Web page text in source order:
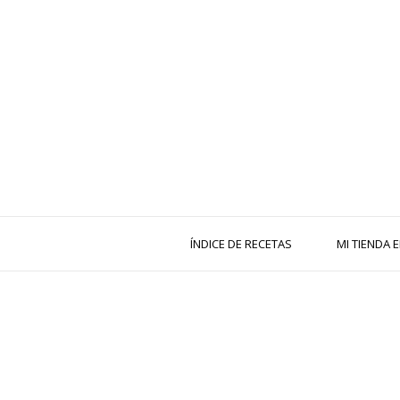
ÍNDICE DE RECETAS MI TIENDA